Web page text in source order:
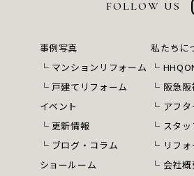
FOLLOW US
事例写真
マンションリフォーム
戸建てリフォーム
イベント
更新情報
ブログ・コラム
ショールーム
私たちに
阪急
アフ
スタ
リフ
会社概